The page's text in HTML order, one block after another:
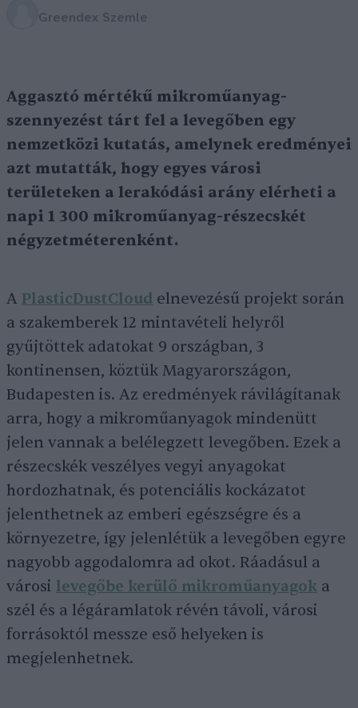
Greendex Szemle
Aggasztó mértékű mikroműanyag-
szennyezést tárt fel a levegőben egy
nemzetközi kutatás, amelynek eredményei
azt mutatták, hogy egyes városi
területeken a lerakódási arány elérheti a
napi 1 300 mikroműanyag-részecskét
négyzetméterenként.
A PlasticDustCloud elnevezésű projekt során
a szakemberek 12 mintavételi helyről
gyűjtöttek adatokat 9 országban, 3
kontinensen, köztük Magyarországon,
Budapesten is. Az eredmények rávilágítanak
arra, hogy a mikroműanyagok mindenütt
jelen vannak a belélegzett levegőben. Ezek a
részecskék veszélyes vegyi anyagokat
hordozhatnak, és potenciális kockázatot
jelenthetnek az emberi egészségre és a
környezetre, így jelenlétük a levegőben egyre
nagyobb aggodalomra ad okot. Ráadásul a
városi levegőbe kerülő mikroműanyagok a
szél és a légáramlatok révén távoli, városi
forrásoktól messze eső helyeken is
megjelenhetnek.